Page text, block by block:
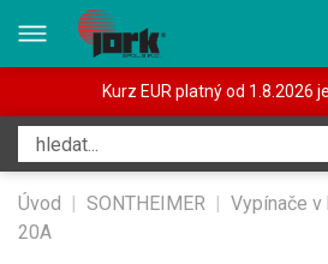
Kurz EUR platný od 1.8.2026
Úvod | SONTHEIMER | Vypínače
20A